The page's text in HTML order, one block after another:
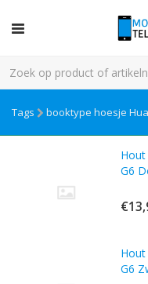
Tags booktype hoesje
G6
G6